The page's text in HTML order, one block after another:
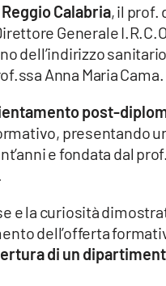
Calabria, il prof.
Generale
dell’indirizzo
Anna Maria Cama.
post-
presentando
e fondata dal
e la curiosità
dell’offerta
di un